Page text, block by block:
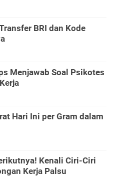
BRI dan Kode
Menjawab Soal Psikotes
Hari Ini per Gram dalam
Kenali Ciri-Ciri
Kerja Palsu